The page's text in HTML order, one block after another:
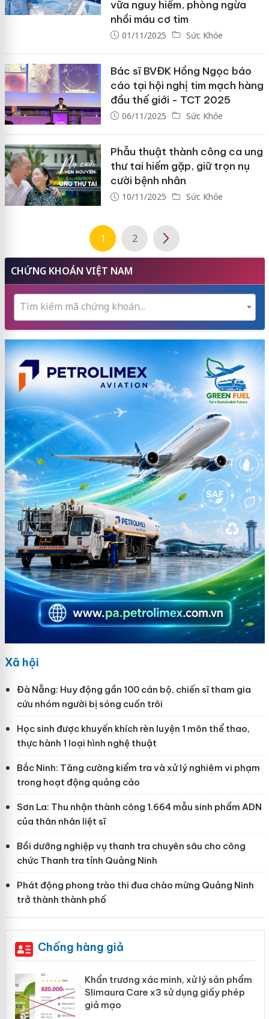
vữa nguy hiểm, phòng ngừa
nhồi máu cơ tim
01/11/2025 Sức Khỏe
Bác sĩ BVĐK Hồng Ngọc báo
cáo tại hội nghị tim mạch hàng
đầu thế giới - TCT 2025
06/11/2025 Sức Khỏe
Phẫu thuật thành công ca ung
thư tai hiếm gặp, giữ trọn nụ
cười bệnh nhân
10/11/2025 Sức Khỏe
1 2
CHỨNG KHOÁN VIỆT NAM
Tìm kiếm mã chứng khoán...
Xã hội
Đà Nẵng: Huy động gần 100 cán bộ, chiến sĩ tham gia
cứu nhóm người bị sóng cuốn trôi
Học sinh được khuyến khích rèn luyện 1 môn thể thao,
thực hành 1 loại hình nghệ thuật
Bắc Ninh: Tăng cường kiểm tra và xử lý nghiêm vi phạm
trong hoạt động quảng cáo
Sơn La: Thu nhận thành công 1.664 mẫu sinh phẩm ADN
của thân nhân liệt sĩ
Bồi dưỡng nghiệp vụ thanh tra chuyên sâu cho công
chức Thanh tra tỉnh Quảng Ninh
Phát động phong trào thi đua chào mừng Quảng Ninh
trở thành thành phố
Chống hàng giả
Khẩn trương xác minh, xử lý sản phẩm
Slimaura Care x3 sử dụng giấy phép
giả mạo